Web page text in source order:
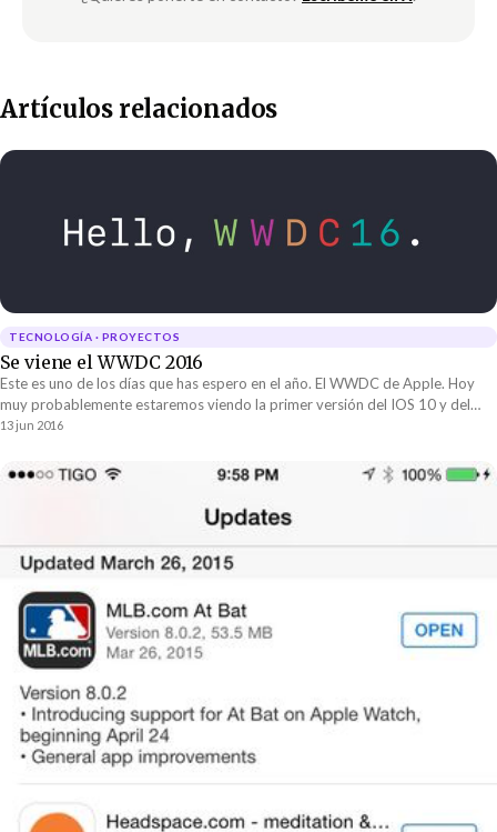
Artículos relacionados
TECNOLOGÍA · PROYECTOS
Se viene el WWDC 2016
Este es uno de los días que has espero en el año. El WWDC de Apple. Hoy
muy probablemente estaremos viendo la primer versión del IOS 10 y del
Mac OS 10.12....
13 jun 2016